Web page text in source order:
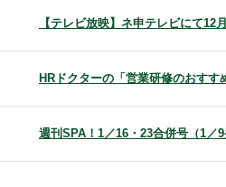
【テレビ放映】ネ申テレビにて
HRドクターの「営業研修のおす
週刊SPA！1／16・23合併号（1／